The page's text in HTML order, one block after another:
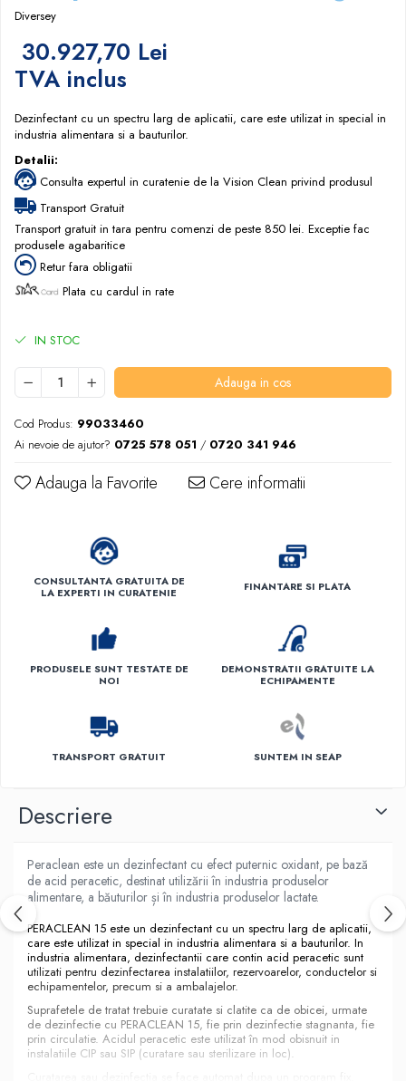
Papuci hotel
Diversey
30.927,70 Lei
TVA inclus
Dezinfectant cu un spectru larg de aplicatii, care este utilizat in special in
industria alimentara si a bauturilor.
Detalii:
Consulta expertul in curatenie de la Vision Clean privind produsul
Transport Gratuit
Transport gratuit in tara pentru comenzi de peste 850 lei. Exceptie fac
produsele agabaritice
Retur fara obligatii
Plata cu cardul in rate
IN STOC
Adauga in cos
Cod Produs: 99033460
Ai nevoie de ajutor? 0725 578 051 / 0720 341 946
Adauga la Favorite Cere informatii
CONSULTANTA GRATUITA DE
LA EXPERTI IN CURATENIE
FINANTARE SI PLATA
PRODUSELE SUNT TESTATE DE
NOI
DEMONSTRATII GRATUITE LA
ECHIPAMENTE
TRANSPORT GRATUIT SUNTEM IN SEAP
Descriere
Peraclean este un dezinfectant cu efect puternic oxidant, pe bază
de acid peracetic, destinat utilizării în industria produselor
alimentare, a băuturilor și în industria produselor lactate.
PERACLEAN 15 este un dezinfectant cu un spectru larg de aplicatii,
care este utilizat in special in industria alimentara si a bauturilor. In
industria alimentara, dezinfectantii care contin acid peracetic sunt
utilizati pentru dezinfectarea instalatiilor, rezervoarelor, conductelor si
echipamentelor, precum si a ambalajelor.
Suprafetele de tratat trebuie curatate si clatite ca de obicei, urmate
de dezinfectie cu PERACLEAN 15, fie prin dezinfectie stagnanta, fie
prin circulatie. Acidul peracetic este utilizat în mod obisnuit in
instalatiile CIP sau SIP (curatare sau sterilizare in loc).